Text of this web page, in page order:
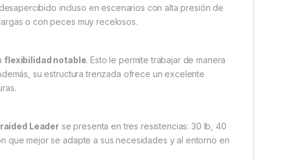
incluso en escenarios con alta presión de
o con peces muy recelosos.
flexibilidad notable. Esto le permite trabajar de manera
su estructura trenzada ofrece un excelente
Leaderse presenta en tres resistencias: 30 lb, 40
que mejor se adapte a sus necesidades y al entorno en